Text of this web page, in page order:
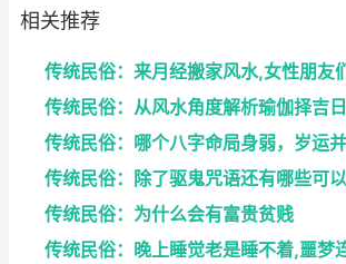
相关推荐
传统民俗：从风水角度解析瑜伽择吉日
传统民俗：哪个八字命局身弱，岁运并
传统民俗：为什么会有富贵贫贱